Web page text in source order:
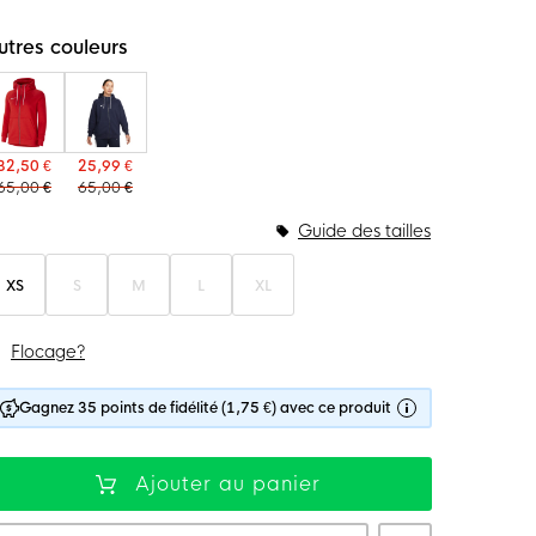
couleurs
€
€
25,99 €
65,00 €
XS S M L XL
Guide des tailles
Flocage?
Gagnez 35 points de fidélité (1,75 €) avec ce produit
Ajouter au panier